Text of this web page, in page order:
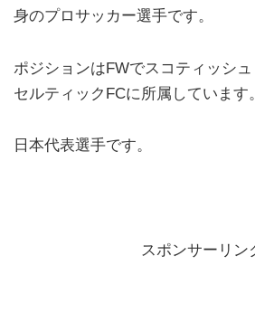
身のプロサッカー選手です。
ポジションはFWでスコティッシュ
セルティックFCに所属しています。
日本代表選手です。
スポンサーリン